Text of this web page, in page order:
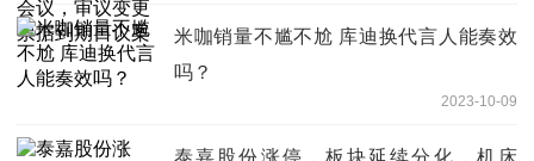
米咖销量不尴不尬 库迪换代言人能奏效
吗？
2023-10-09
泰嘉股份涨停，板块延续分化，机床